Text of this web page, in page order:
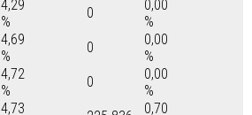
4,29
%
0
0,00
%
4,69
%
0
0,00
%
4,72
%
0
0,00
%
4,73
0,70